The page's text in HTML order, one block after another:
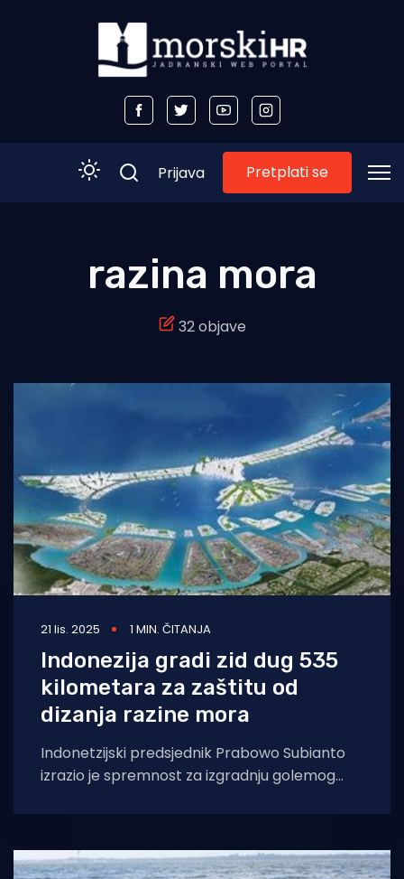
Morski plus
Pomorstvo
Ribolov
Ekologija
Tradicija i kultura
Prijava Pretplati se
razina mora
32 objave
21 lis. 2025 1 MIN. ČITANJA
Indonezija gradi zid dug 535
kilometara za zaštitu od
dizanja razine mora
Indonetzijski predsjednik Prabowo Subianto
izrazio je spremnost za izgradnju golemog
zaštitilo 50